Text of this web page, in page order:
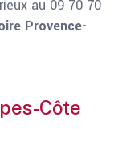
au 09 70 70
Provence-
Côte